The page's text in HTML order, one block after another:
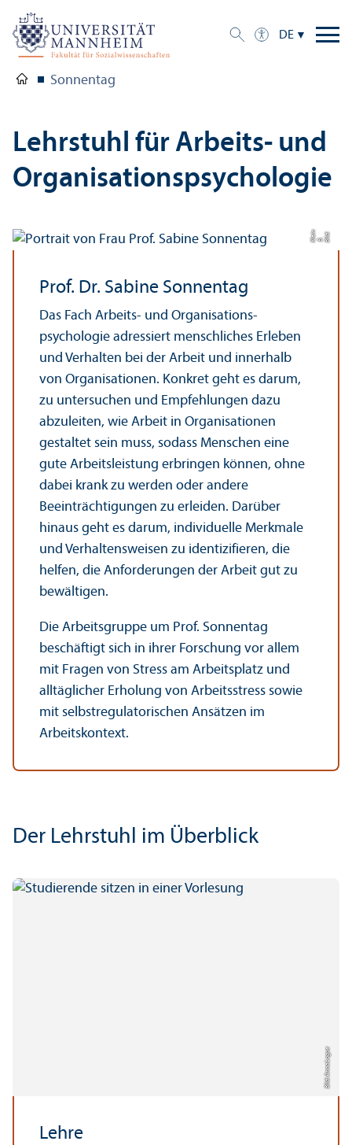
DE
Sonnentag
Lehr­stuhl für Arbeits- und
Organisations­psychologie
Bil d:
B.
Kl ei
n
Prof. Dr. Sabine Sonnentag
Das Fach Arbeits- und Organisations­
psychologie adressiert menschliches Erleben
und Verhalten bei der Arbeit und innerhalb
von Organisationen. Konkret geht es darum,
zu unter­suchen und Empfehlungen dazu
abzuleiten, wie Arbeit in Organisationen
gestaltet sein muss, sodass Menschen eine
gute Arbeits­leistung erbringen können, ohne
dabei krank zu werden oder andere
Beeinträchtigungen zu erleiden. Darüber
hinaus geht es darum, individuelle Merkmale
und Verhaltensweisen zu identizifieren, die
helfen, die Anforderungen der Arbeit gut zu
bewältigen.
Die Arbeits­gruppe um Prof. Sonnentag
beschäftigt sich in ihrer Forschung vor allem
mit Fragen von Stress am Arbeits­platz und
alltäglicher Erholung von Arbeits­stress sowie
mit selbstregulatorischen Ansätzen im
Arbeits­kontext.
Der Lehr­stuhl im Über­blick
Bild: Anna Logue
Lehre